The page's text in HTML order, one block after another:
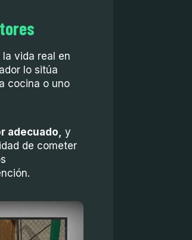
vida real en
lo sitúa
cocina o uno
adecuado, y
de cometer